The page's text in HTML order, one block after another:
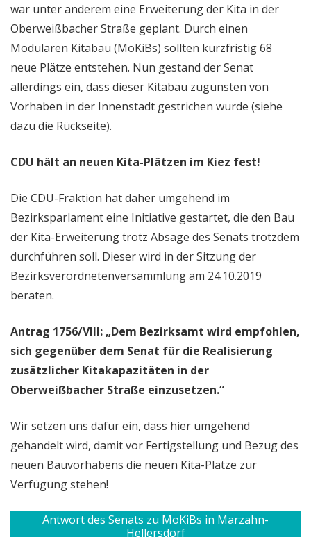
war unter anderem eine Erweiterung der Kita in der
Oberweißbacher Straße geplant. Durch einen
Modularen Kitabau (MoKiBs) sollten kurzfristig 68
neue Plätze entstehen. Nun gestand der Senat
allerdings ein, dass dieser Kitabau zugunsten von
Vorhaben in der Innenstadt gestrichen wurde (siehe
dazu die Rückseite).
CDU hält an neuen Kita-Plätzen im Kiez fest!
Die CDU-Fraktion hat daher umgehend im
Bezirksparlament eine Initiative gestartet, die den Bau
der Kita-Erweiterung trotz Absage des Senats trotzdem
durchführen soll. Dieser wird in der Sitzung der
Bezirksverordnetenversammlung am 24.10.2019
beraten.
Antrag 1756/VIII: „Dem Bezirksamt wird empfohlen,
sich gegenüber dem Senat für die Realisierung
zusätzlicher Kitakapazitäten in der
Oberweißbacher Straße einzusetzen.“
Wir setzen uns dafür ein, dass hier umgehend
gehandelt wird, damit vor Fertigstellung und Bezug des
neuen Bauvorhabens die neuen Kita-Plätze zur
Verfügung stehen!
Antwort des Senats zu MoKiBs in Marzahn-
Hellersdorf